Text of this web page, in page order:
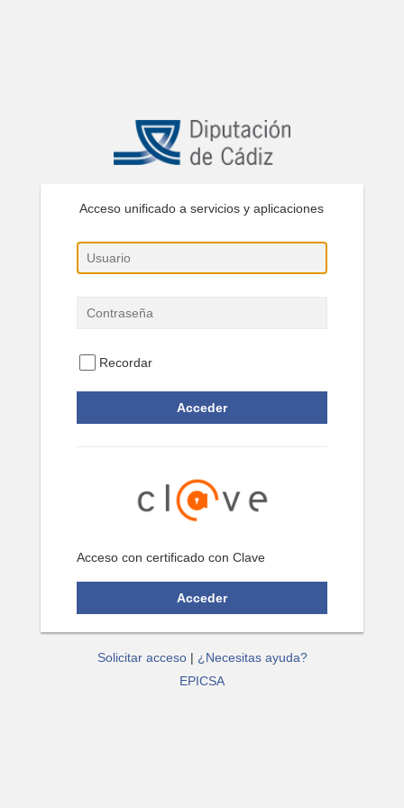
Acceso unificado a servicios y aplicaciones
Recordar
Acceso con certificado con Clave
Solicitar acceso| ¿Necesitas ayuda?
EPICSA